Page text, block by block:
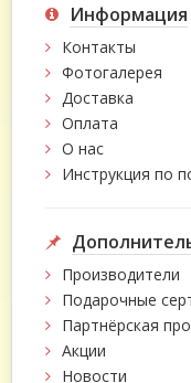
Информация
Контакты
Фотогалерея
Доставка
Оплата
О нас
Инструкция по
Производители
Подарочные
Партнёрская
Акции
Новости